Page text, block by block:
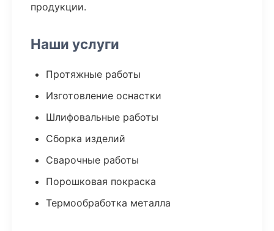
продукции.
Наши услуги
Протяжные работы
Изготовление оснастки
Шлифовальные работы
Сборка изделий
Сварочные работы
Порошковая покраска
Термообработка металла